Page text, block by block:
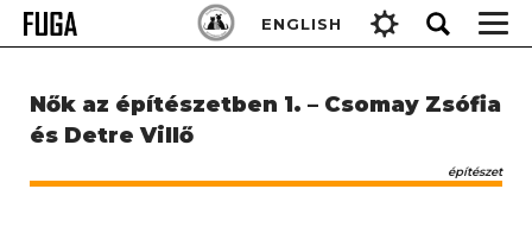
Skip
ENGLISH
Keresés:
Nők az építészetben 1. – Csomay Zsófia
és Detre Villő
építészet